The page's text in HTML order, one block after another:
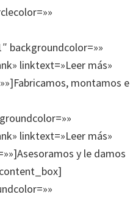
backgroundcolor=»»
linktext=»Leer más»
montamos e
linktext=»Leer más»
y le damos